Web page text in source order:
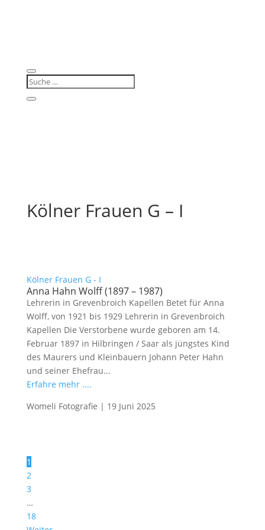
Kölner Frauen G – I
Kölner Frauen G - I
Anna Hahn Wolff (1897 – 1987)
Lehrerin in Grevenbroich Kapellen Betet für Anna
Wolff, von 1921 bis 1929 Lehrerin in Grevenbroich
Kapellen Die Verstorbene wurde geboren am 14.
Februar 1897 in Hilbringen / Saar als jüngstes Kind
des Maurers und Kleinbauern Johann Peter Hahn
und seiner Ehefrau...
Erfahre mehr ....
Womeli Fotografie | 19 Juni 2025
1
2
3
…
18